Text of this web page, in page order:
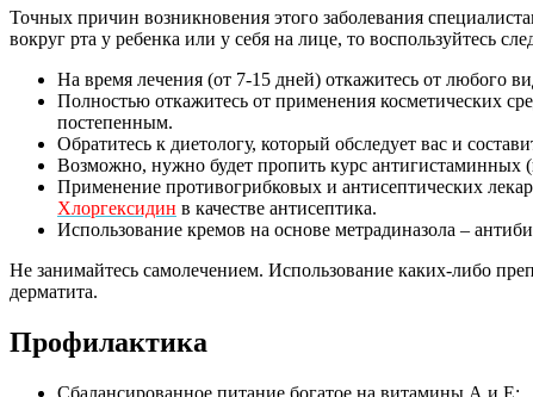
Точных причин возникновения этого заболевания
вокруг рта у ребенка или у себя на лице, то воспользуйтесь
На время лечения (от 7-15 дней) откажитесь от любого
Полностью откажитесь от применения косметических
постепенным.
Обратитесь к диетологу, который обследует вас и
Возможно, нужно будет пропить курс антигистаминных
Применение противогрибковых и антисептических
Хлоргексидин в качестве антисептика.
Использование кремов на основе метрадиназола –
Не занимайтесь самолечением. Использование каких-либо
дерматита.
Профилактика
Сбалансированное питание богатое на витамины А и Е;